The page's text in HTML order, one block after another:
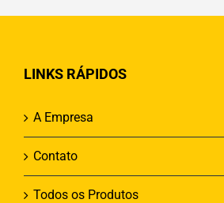
LINKS RÁPIDOS
A Empresa
Contato
Todos os Produtos